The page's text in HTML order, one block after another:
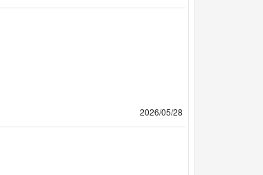
2026/05/28